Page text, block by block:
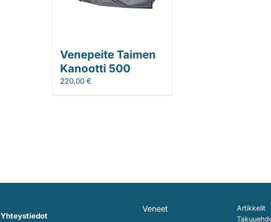
Venepeite Taimen
Kanootti 500
220,00 €
Yhteystiedot
Veneet
Artikkelit